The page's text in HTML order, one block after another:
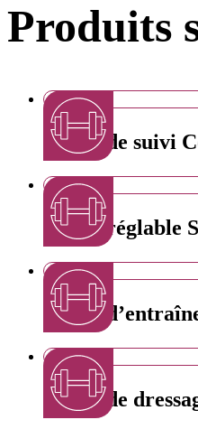
Produits
Laisse de suivi
Laisse réglable
Laisse
Laisse de